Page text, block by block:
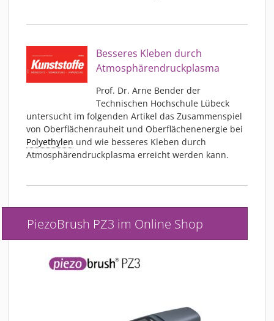
Besseres Kleben durch
Atmosphärendruckplasma
Prof. Dr. Arne Bender der
Technischen Hochschule Lübeck
untersucht im folgenden Artikel das Zusammenspiel
von Oberflächenrauheit und Oberflächenenergie bei
Polyethylen und wie besseres Kleben durch
Atmosphärendruckplasma erreicht werden kann.
PiezoBrush PZ3 im Online Shop